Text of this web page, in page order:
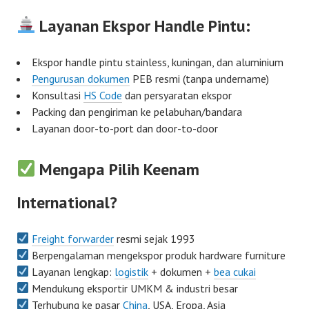
Layanan Ekspor Handle Pintu:
Ekspor handle pintu stainless, kuningan, dan aluminium
Pengurusan dokumen PEB resmi (tanpa undername)
Konsultasi HS Code dan persyaratan ekspor
Packing dan pengiriman ke pelabuhan/bandara
Layanan door-to-port dan door-to-door
Mengapa Pilih Keenam
International?
Freight forwarder resmi sejak 1993
Berpengalaman mengekspor produk hardware furniture
Layanan lengkap: logistik + dokumen +bea cukai
Mendukung eksportir UMKM & industri besar
Terhubung ke pasarChina , USA, Eropa, Asia